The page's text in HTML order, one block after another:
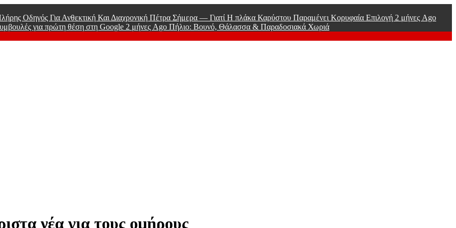
Οδηγός Για Ανθεκτική Και Διαχρονική Πέτρα Σήμερα — Γιατί Η πλάκα Καρύστου Παραμένει Κορυφαία Επιλογή 2 μήνες Ago
για πρώτη θέση στη Google 2 μήνες Ago Πήλιο: Βουνό, Θάλασσα & Παραδοσιακά Χωριά
νέα για τους ομήρους